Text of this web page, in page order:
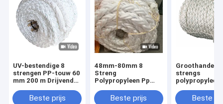
UV-bestendige 8
strengen PP-touw 60
mm 200 m Drijvend
mooringtouw voor
Beste prijs
48mm-80mm 8
Streng
Polypropyleen Pp
Kleur Met CCS-
Beste prijs
Groothandel 8
strengs
polypropyleen
maritieme
Beste